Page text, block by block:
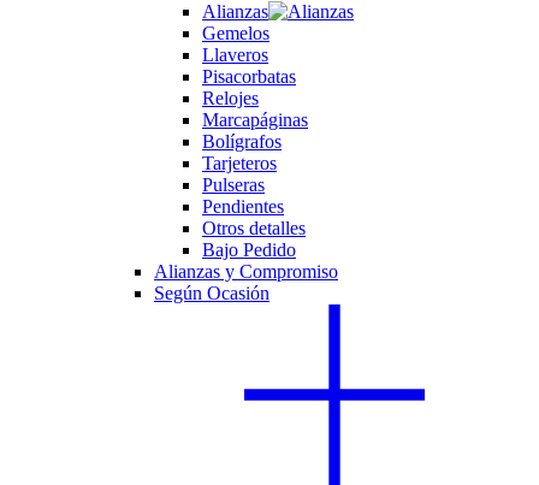
Alianzas
Gemelos
Llaveros
Pisacorbatas
Relojes
Marcapáginas
Bolígrafos
Tarjeteros
Pulseras
Pendientes
Otros detalles
Bajo Pedido
Alianzas y Compromiso
Según Ocasión